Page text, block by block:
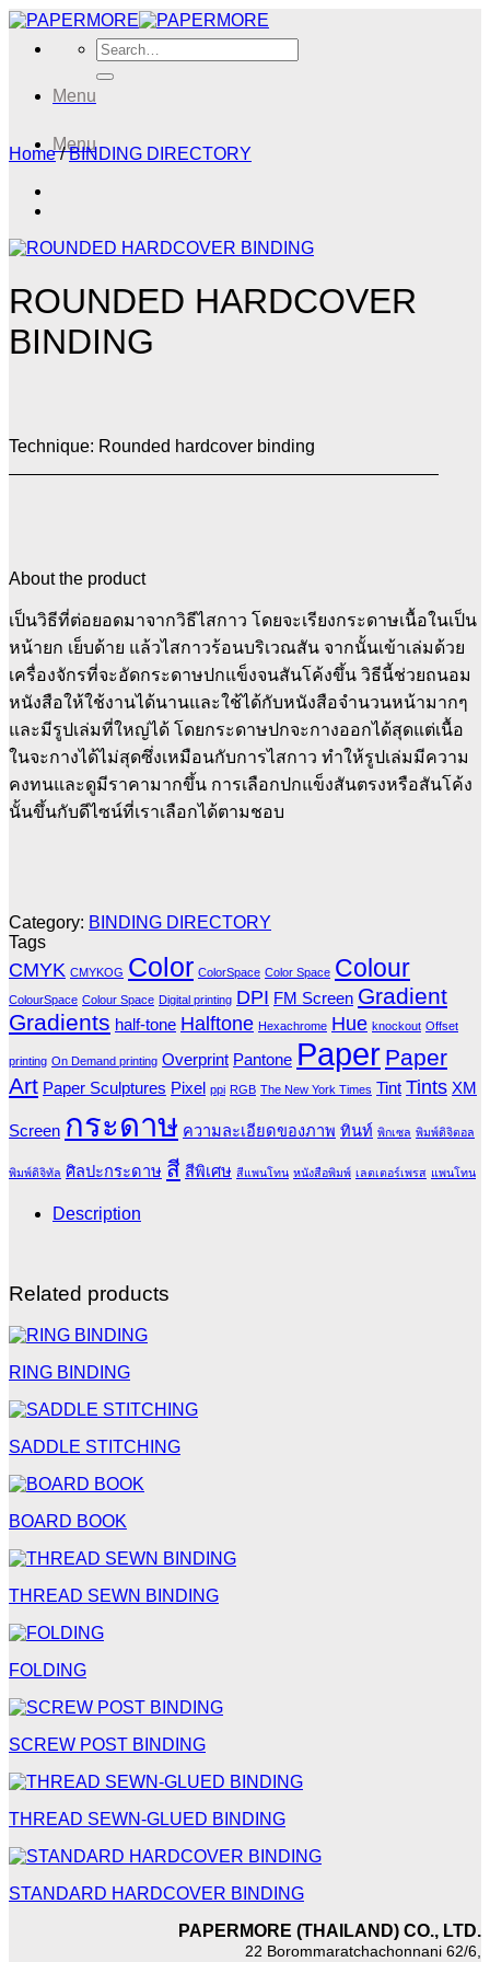
Skip
content
Search
for:
Menu
Menu
Home / BINDING DIRECTORY
ROUNDED HARDCOVER
BINDING
Technique: Rounded hardcover binding
About the product
เป็นวิธีที่ต่อยอดมาจากวิธีไสกาว โดยจะเรียงกระดาษเนื้อในเป็น
หน้ายก เย็บด้าย แล้วไสกาวร้อนบริเวณสัน จากนั้นเข้าเล่มด้วย
เครื่องจักรที่จะอัดกระดาษปกแข็งจนสันโค้งขึ้น วิธีนี้ช่วยถนอม
หนังสือให้ใช้งานได้นานและใช้ได้กับหนังสือจำนวนหน้ามากๆ
และมีรูปเล่มที่ใหญ่ได้ โดยกระดาษปกจะกางออกได้สุดแต่เนื้อ
ในจะกางได้ไม่สุดซึ่งเหมือนกับการไสกาว ทำให้รูปเล่มมีความ
คงทนและดูมีราคามากขึ้น การเลือกปกแข็งสันตรงหรือสันโค้ง
นั้นขึ้นกับดีไซน์ที่เราเลือกได้ตามชอบ
Category: BINDING DIRECTORY
Tags
CMYK CMYKOG Color ColorSpace Color Space Colour
ColourSpace Colour Space Digital printing DPI FM Screen Gradient
Gradients half-tone Halftone Hexachrome Hue knockout Offset
printing On Demand printing Overprint Pantone Paper Paper
Art Paper Sculptures Pixel ppi RGB The New York Times Tint Tints XM
Screen กระดาษ ความละเอียดของภาพ ทินท์ พิกเซล พิมพ์ดิจิตอล
พิมพ์ดิจิทัล ศิลปะกระดาษ สี สีพิเศษ สีแพนโทน หนังสือพิมพ์ เลตเตอร์เพรส แพนโทน
Description
Related products
RING BINDING
SADDLE STITCHING
BOARD BOOK
THREAD SEWN BINDING
FOLDING
SCREW POST BINDING
THREAD SEWN-GLUED BINDING
STANDARD HARDCOVER BINDING
PAPERMORE (THAILAND) CO., LTD.
22 Borommaratchachonnani 62/6,